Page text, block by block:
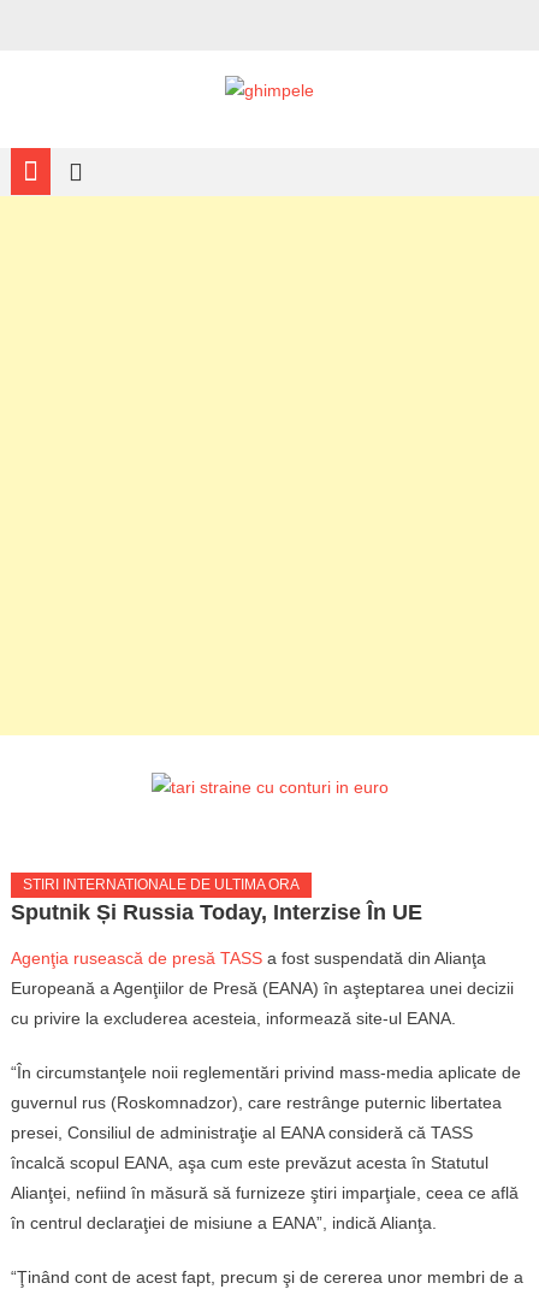
STIRI INTERNATIONALE DE ULTIMA ORA
Sputnik Și Russia Today, Interzise În UE
Agenţia rusească de presă TASSa fost suspendată din Alianţa
Europeană a Agenţiilor de Presă (EANA) în aşteptarea unei decizii
cu privire la excluderea acesteia, informează site-ul EANA.
“În circumstanţele noii reglementări privind mass-media aplicate de
guvernul rus (Roskomnadzor), care restrânge puternic libertatea
presei, Consiliul de administraţie al EANA consideră că TASS
încalcă scopul EANA, aşa cum este prevăzut acesta în Statutul
Alianţei, nefiind în măsură să furnizeze ştiri imparţiale, ceea ce află
în centrul declaraţiei de misiune a EANA”, indică Alianţa.
“Ţinând cont de acest fapt, precum şi de cererea unor membri de a